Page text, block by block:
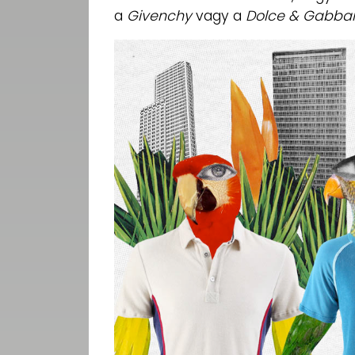
a Givenchyvagy a Dolce &